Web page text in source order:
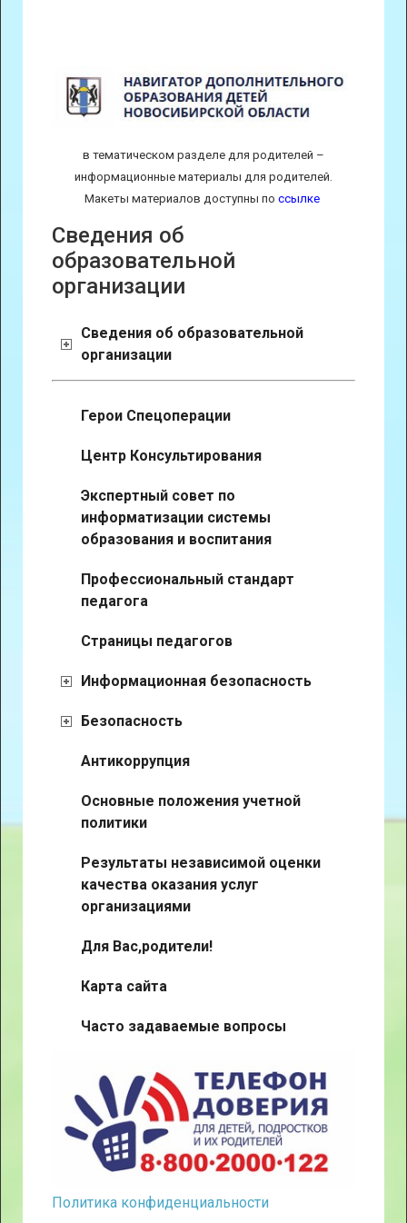
в тематическом разделе для родителей –
информационные материалы для родителей.
Макеты материалов доступны по ссылке
Сведения об
образовательной
организации
Сведения об образовательной
организации
Герои Спецоперации
Центр Консультирования
Экспертный совет по
информатизации системы
образования и воспитания
Профессиональный стандарт
педагога
Страницы педагогов
Информационная безопасность
Безопасность
Антикоррупция
Основные положения учетной
политики
Результаты независимой оценки
качества оказания услуг
организациями
Для Вас,родители!
Карта сайта
Часто задаваемые вопросы
Политика конфиденциальности